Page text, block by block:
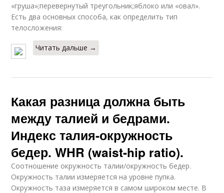
«груша»;перевернутый треугольник;яблоко или «овал».
Есть два основных способа, как определить тип
телосложения:
Читать дальше →
Какая разница должна быть
между талией и бедрами.
Индекс талия-окружность
бедер. WHR (waist-hip ratio).
Соотношение окружность талии/окружность бедер.
Окружность талии измеряется на уровне пупка.
Окружность таза измеряется в самом широком месте. В